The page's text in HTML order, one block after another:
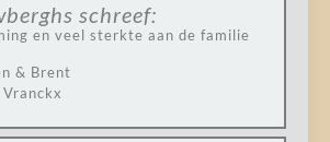
schreef:
en veel sterkte aan de familie
& Brent